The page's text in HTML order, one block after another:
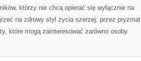
którzy nie chcą opierać się wyłącznie na
na zdrowy styl życia szerzej: przez pryzmat
które mogą zainteresować zarówno osoby